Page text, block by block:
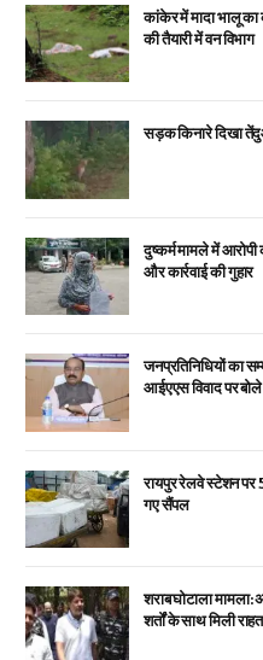
कांकेर में मादा भालू का
की तैयारी में वन विभाग
सड़क किनारे दिखा
दुष्कर्म मामले में आरोपी
और कार्रवाई की गुहार
जनप्रतिनिधियों का
आईएएस विवाद पर
रायपुर रेलवे स्टेशन
गए सैंपल
शराब घोटाला
शर्तों के साथ मिली राहत